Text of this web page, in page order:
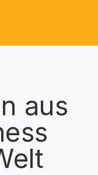
aus